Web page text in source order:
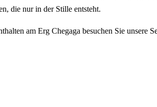
die nur in der Stille entsteht.
am Erg Chegaga besuchen Sie unsere